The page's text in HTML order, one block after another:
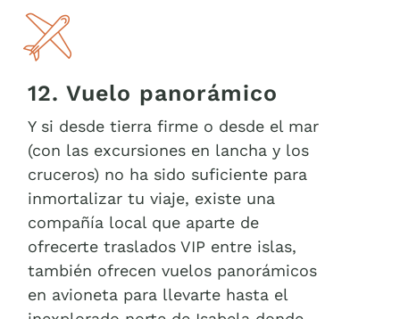
12. Vuelo panorámico
Y si desde tierra firme o desde el mar
(con las excursiones en lancha y los
cruceros) no ha sido suficiente para
inmortalizar tu viaje, existe una
compañía local que aparte de
ofrecerte traslados VIP entre islas,
también ofrecen vuelos panorámicos
en avioneta para llevarte hasta el